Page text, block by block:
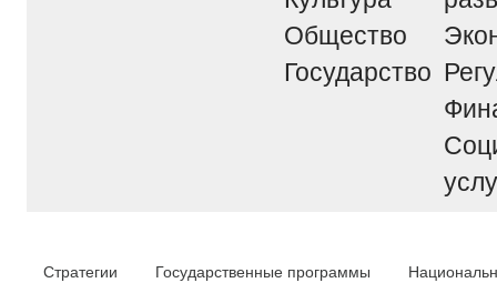
Общество
Государство
Стратегии Государственные программы